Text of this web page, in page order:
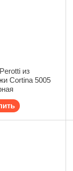
из
Cortina 5005